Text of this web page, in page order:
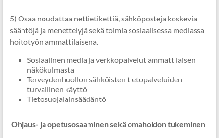
5) Osaa noudattaa nettietikettiä, sähköposteja koskevia
sääntöjä ja menettelyjä sekä toimia sosiaalisessa mediassa
hoitotyön ammattilaisena.
Sosiaalinen media ja verkkopalvelut ammattilaisen
näkökulmasta
Terveydenhuollon sähköisten tietopalveluiden
turvallinen käyttö
Tietosuojalainsäädäntö
Ohjaus- ja opetusosaaminen sekä omahoidon tukeminen